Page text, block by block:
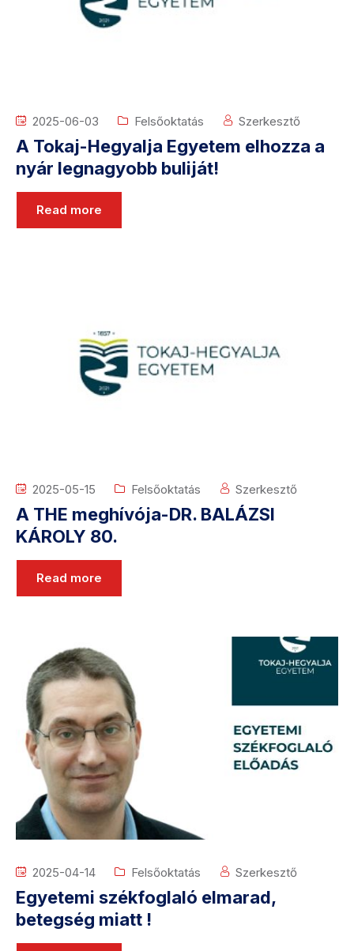
2025-06-03 Felsőoktatás Szerkesztő
A Tokaj-Hegyalja Egyetem elhozza a
nyár legnagyobb buliját!
Read more
2025-05-15 Felsőoktatás Szerkesztő
A THE meghívója-DR. BALÁZSI
KÁROLY 80.
Read more
2025-04-14 Felsőoktatás Szerkesztő
Egyetemi székfoglaló elmarad,
betegség miatt !